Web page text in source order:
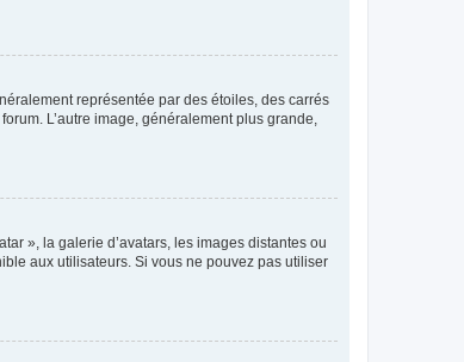
représentée par des étoiles, des carrés
L’autre image, généralement plus grande,
», la galerie d’avatars, les images distantes ou
aux utilisateurs. Si vous ne pouvez pas utiliser